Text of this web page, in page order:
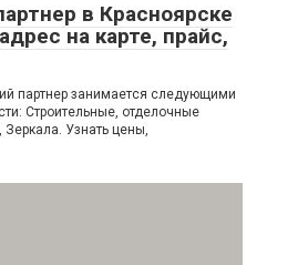
в Красноярске
на карте, прайс,
партнер занимается следующими
Строительные, отделочные
Узнать цены,